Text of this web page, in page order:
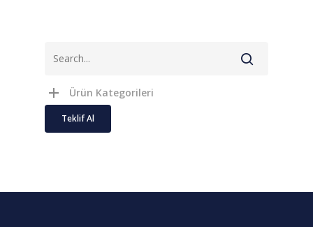
Ürün Kategorileri
Teklif Al